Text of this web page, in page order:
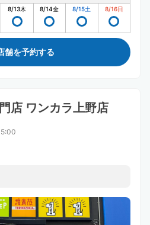
8/13木 8/14金 8/15土 8/16日
舗を予約する
店 ワンカラ上野店